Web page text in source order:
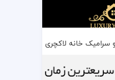
خانه لاکچری